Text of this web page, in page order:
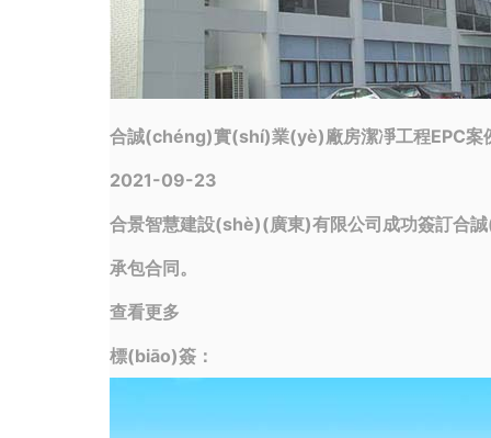
合誠(chéng)實(shí)業(yè)廠房潔凈工程EPC案
2021-09-23
合景智慧建設(shè)(廣東)有限公司成功簽訂
承包合同。
查看更多
標(biāo)簽：